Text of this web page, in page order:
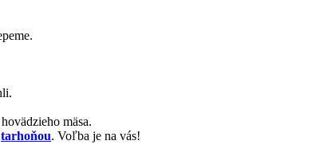
mäsa.
tarhoňou. Voľba je na vás!